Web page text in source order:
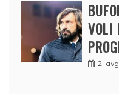
VOLI
2.